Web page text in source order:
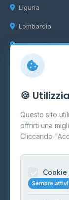
Liguria
Lombardia
Marche
Info
Cos'è il GPL
FAQ
Contatti
Informazioni
🍪
Questo sito
offrirti una
Cliccando
Sempre attivi